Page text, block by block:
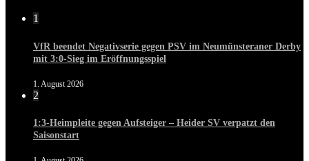
1
VfR beendet Negativserie gegen PSV im Neumünsteraner Derby
mit 3:0-Sieg im Eröffnungsspiel
1. August 2026
2
1:3-Heimpleite gegen Aufsteiger – Heider SV verpatzt den
Saisonstart